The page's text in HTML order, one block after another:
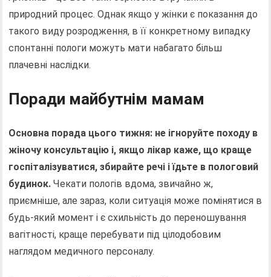
природний процес. Однак якщо у жінки є показання до
такого виду розродження, в її конкретному випадку
спонтанні пологи можуть мати набагато більш
плачевні наслідки.
Поради майбутнім мамам
Основна порада цього тижня: не ігноруйте походу в
жіночу консультацію і, якщо лікар каже, що краще
госпіталізуватися, збирайте речі і їдьте в пологовий
будинок. Чекати пологів вдома, звичайно ж,
приємніше, але зараз, коли ситуація може помінятися в
будь-який момент і є схильність до переношування
вагітності, краще перебувати під цілодобовим
наглядом медичного персоналу.